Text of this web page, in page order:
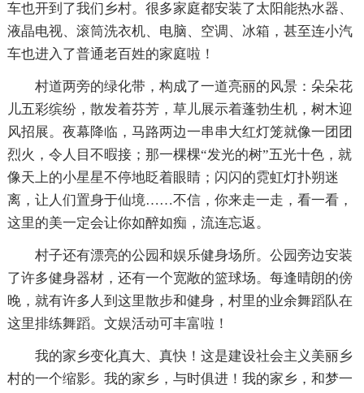
车也开到了我们乡村。很多家庭都安装了太阳能热水器、
液晶电视、滚筒洗衣机、电脑、空调、冰箱，甚至连小汽
车也进入了普通老百姓的家庭啦！
村道两旁的绿化带，构成了一道亮丽的风景：朵朵花
儿五彩缤纷，散发着芬芳，草儿展示着蓬勃生机，树木迎
风招展。夜幕降临，马路两边一串串大红灯笼就像一团团
烈火，令人目不暇接；那一棵棵“发光的树”五光十色，就
像天上的小星星不停地眨着眼睛；闪闪的霓虹灯扑朔迷
离，让人们置身于仙境……不信，你来走一走，看一看，
这里的美一定会让你如醉如痴，流连忘返。
村子还有漂亮的公园和娱乐健身场所。公园旁边安装
了许多健身器材，还有一个宽敞的篮球场。每逢晴朗的傍
晚，就有许多人到这里散步和健身，村里的业余舞蹈队在
这里排练舞蹈。文娱活动可丰富啦！
我的家乡变化真大、真快！这是建设社会主义美丽乡
村的一个缩影。我的家乡，与时俱进！我的家乡，和梦一